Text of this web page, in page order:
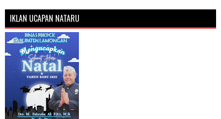
IKLAN UCAPAN NATARU